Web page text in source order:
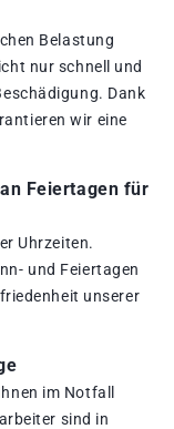
Belastung
nur schnell und
Dank
wir eine
Feiertagen für
Uhrzeiten.
und Feiertagen
unserer
im Notfall
sind in